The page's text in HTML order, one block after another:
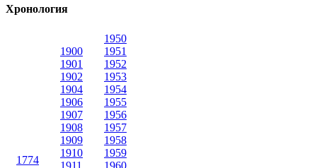
Хронология
1774
1900
1901
1902
1904
1906
1907
1908
1909
1910
1911
1950
1951
1952
1953
1954
1955
1956
1957
1958
1959
1960